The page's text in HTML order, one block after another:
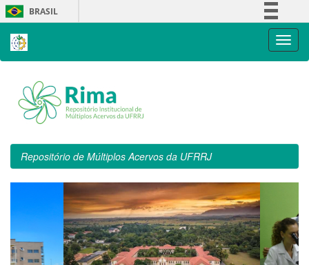
Skip
navigation
BRASIL
Repositório de Múltiplos Acervos da UFRRJ